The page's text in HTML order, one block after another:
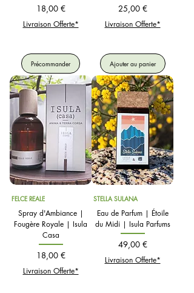
Prix
18,00 €
Livraison Offerte*
Précommander
Prix
25,00 €
Livraison Offerte*
Ajouter au panier
FELCE REALE
Spray d'Ambiance |
Fougère Royale | Isula
Casa
Prix
18,00 €
Livraison Offerte*
STELLA SULANA
Eau de Parfum | Étoile
du Midi | Isula Parfums
Prix
49,00 €
Livraison Offerte*